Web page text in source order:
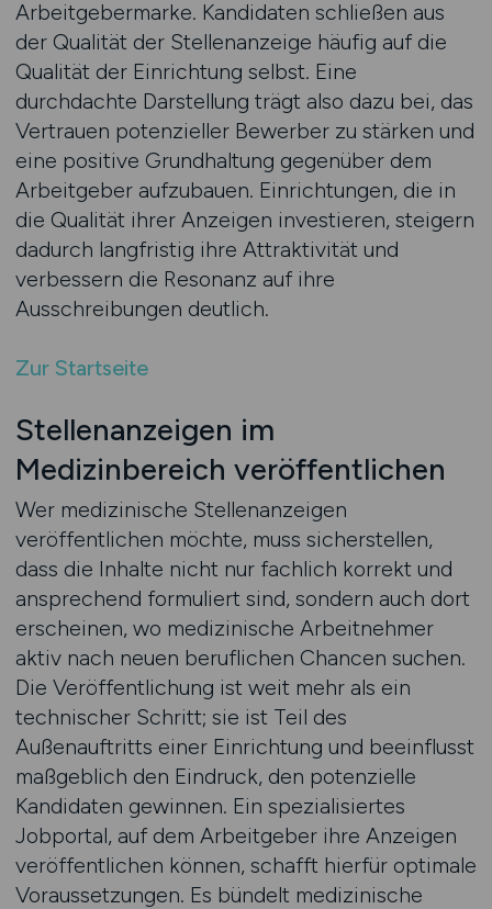
Arbeitgebermarke. Kandidaten schließen aus
der Qualität der Stellenanzeige häufig auf die
Qualität der Einrichtung selbst. Eine
durchdachte Darstellung trägt also dazu bei, das
Vertrauen potenzieller Bewerber zu stärken und
eine positive Grundhaltung gegenüber dem
Arbeitgeber aufzubauen. Einrichtungen, die in
die Qualität ihrer Anzeigen investieren, steigern
dadurch langfristig ihre Attraktivität und
verbessern die Resonanz auf ihre
Ausschreibungen deutlich.
Zur Startseite
Stellenanzeigen im
Medizinbereich veröffentlichen
Wer medizinische Stellenanzeigen
veröffentlichen möchte, muss sicherstellen,
dass die Inhalte nicht nur fachlich korrekt und
ansprechend formuliert sind, sondern auch dort
erscheinen, wo medizinische Arbeitnehmer
aktiv nach neuen beruflichen Chancen suchen.
Die Veröffentlichung ist weit mehr als ein
technischer Schritt; sie ist Teil des
Außenauftritts einer Einrichtung und beeinflusst
maßgeblich den Eindruck, den potenzielle
Kandidaten gewinnen. Ein spezialisiertes
Jobportal, auf dem Arbeitgeber ihre Anzeigen
veröffentlichen können, schafft hierfür optimale
Voraussetzungen. Es bündelt medizinische